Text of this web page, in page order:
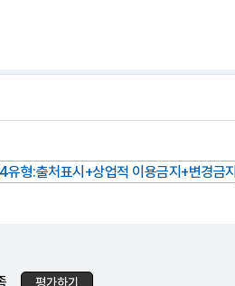
유형:출처표시+상업적 이용금지+변경금지
평가하기